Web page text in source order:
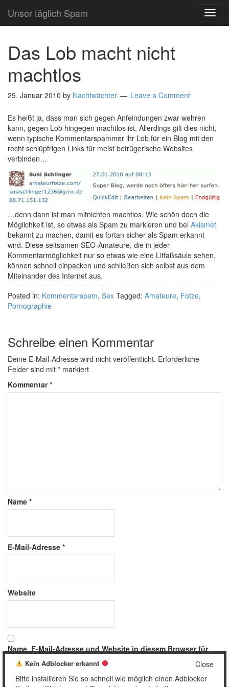
Unser täglich Spam
Das Lob macht nicht
machtlos
29. Januar 2010 by Nachtwächter Leave a Comment
Es heißt ja, dass man sich gegen Anfeindungen zwar wehren
kann, gegen Lob hingegen machtlos ist. Allerdings gilt dies nicht,
wenn typische Kommentarspammer ihr Lob für ein Blog mit den
recht schlüpfrigen Links für meist betrügerische Websites
verbinden…
…denn dann ist man mitnichten machtlos. Wie schön doch die
Möglichkeit ist, so etwas als Spam zu markieren und bei Akismet
bekannt zu machen, damit es fortan sicher als Spam erkannt
wird. Diese seltsamen SEO-Amateure, die in jeder
Kommentarmöglichkeit nur so etwas wie eine Litfaßsäule sehen,
können schnell einpacken und schließen sich selbst aus dem
Miteinander des Internet aus.
Posted in: Kommentarspam, Sex Tagged: Amateure, Fotze,
Pornographie
Schreibe einen Kommentar
Deine E-Mail-Adresse wird nicht veröffentlicht. Erforderliche
Felder sind mit * markiert
Kommentar*
Name *
E-Mail-Adresse *
Website
Name, E-Mail-Adresse und Website in diesem Browser für
meinen nächsten Kommentar speichern.
Close
Kein Adblocker erkannt
Bitte installieren Sie so schnell wie möglich einen Adblocker